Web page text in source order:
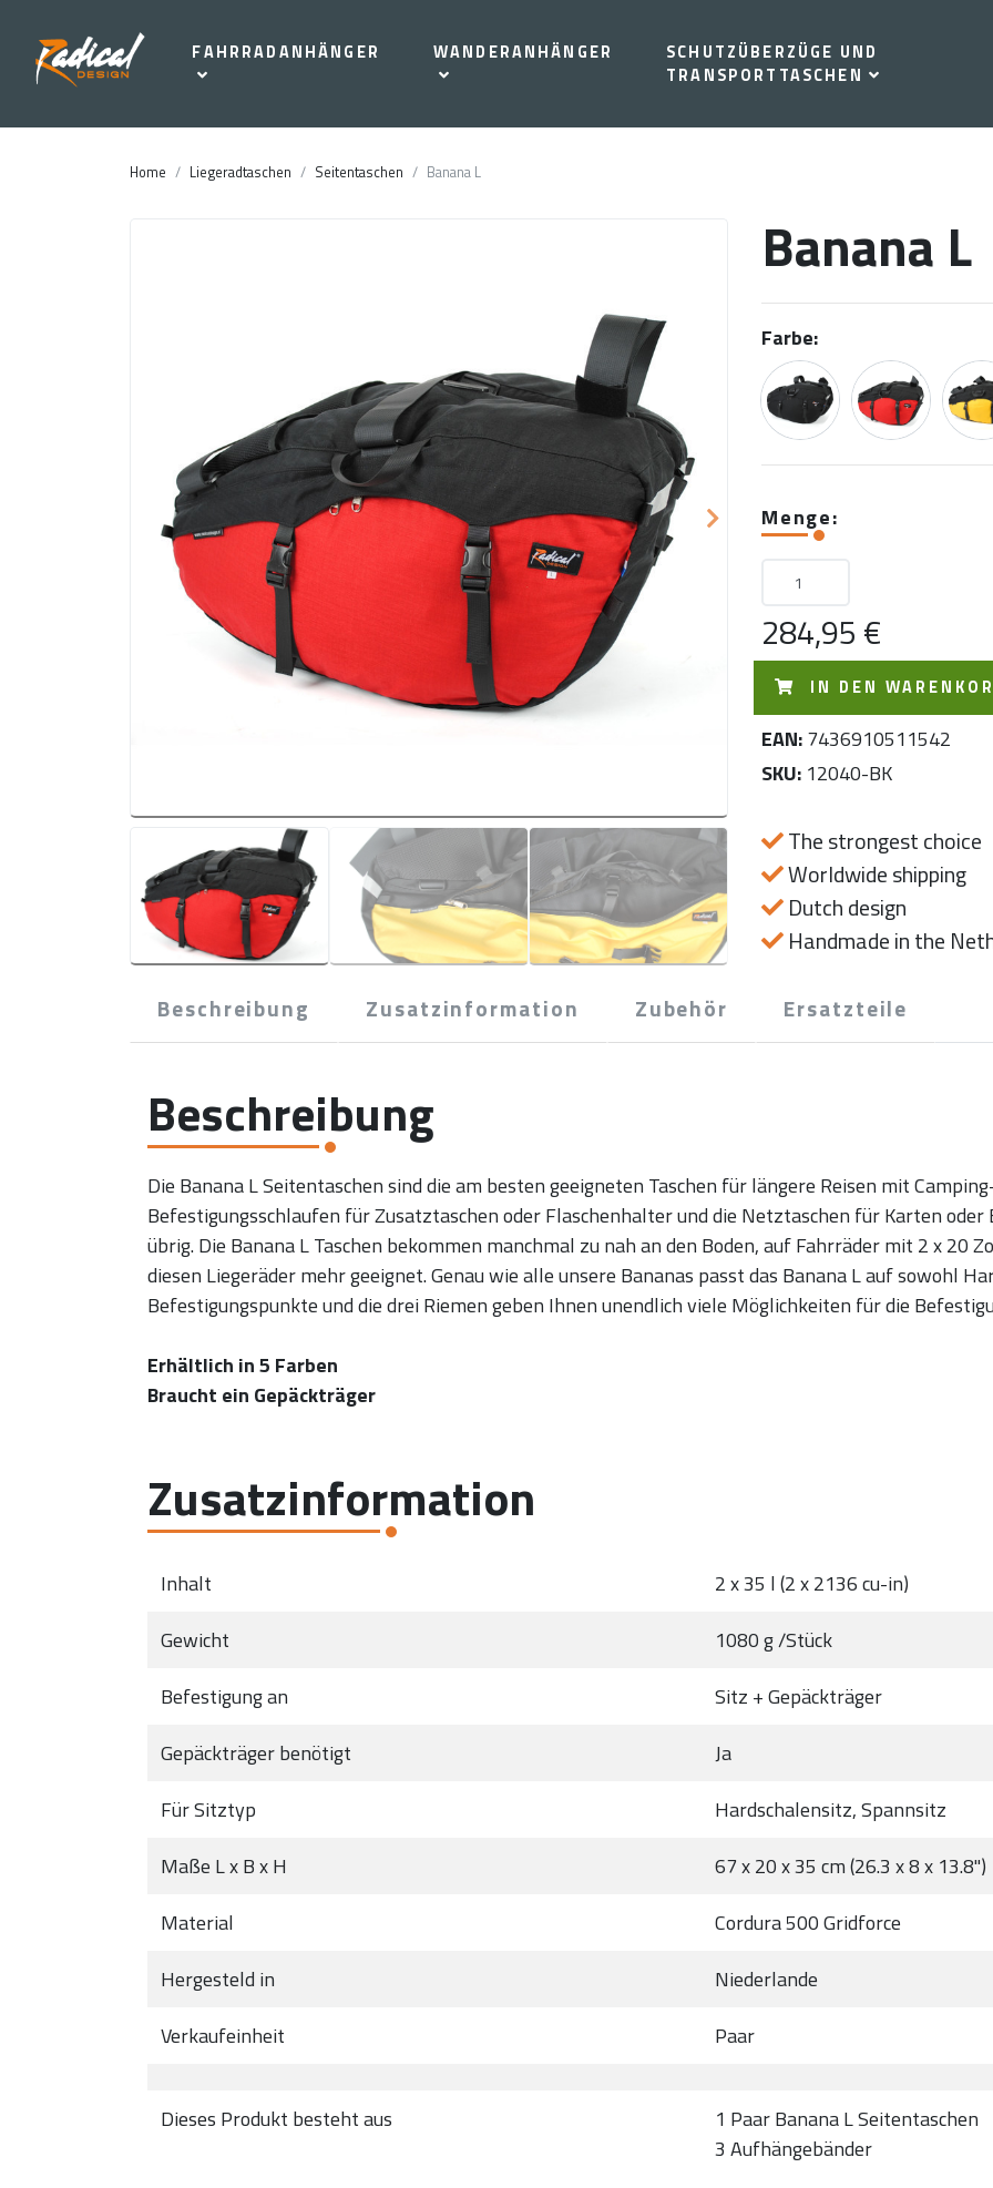
FAHRRADANHÄNGER WANDERANHÄNGER
SCHUTZÜBERZÜGE UND
TRANSPORTTASCHEN
Home Liegeradtaschen Seitentaschen Banana L
Next
Banana L
Farbe:
Menge:
284,95 €
IN DEN
EAN:7436910511542
SKU: 12040-BK
The strongest choice
Worldwide shipping
Dutch design
Handmade in the
Beschreibung Zusatzinformation Zubehör Ersatzteile
Beschreibung
Die Banana L Seitentaschen sind die am besten geeigneten Taschen für längere Reisen mit
Befestigungsschlaufen für Zusatztaschen oder Flaschenhalter und die Netztaschen für Karten oder
übrig. Die Banana L Taschen bekommen manchmal zu nah an den Boden, auf Fahrräder mit 2 x 20
diesen Liegeräder mehr geeignet. Genau wie alle unsere Bananas passt das Banana L auf sowohl
Befestigungspunkte und die drei Riemen geben Ihnen unendlich viele Möglichkeiten für die
Erhältlich in 5 Farben
Braucht ein Gepäckträger
Zusatzinformation
Inhalt
2 x 35 l (2 x 2136 cu-in)
Gewicht
1080 g /Stück
Befestigung an
Sitz + Gepäckträger
Gepäckträger benötigt
Ja
Für Sitztyp
Hardschalensitz, Spannsitz
Maße L x B x H
67 x 20 x 35 cm (26.3 x 8 x 13.8")
Material
Cordura 500 Gridforce
Hergesteld in
Niederlande
Verkaufeinheit
Paar
Dieses Produkt besteht aus
1 Paar Banana L Seitentaschen
3 Aufhängebänder